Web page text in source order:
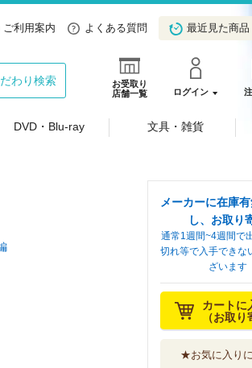
ご利用案内 よくある質問 最近見た商品
お受取り
店舗一覧
ログイン
わり検索
DVD・Blu-ray 文具・雑貨
メーカーに在庫
し、お取り
通常1週間~4週間
切れ等で入手できな
ざいます
カートに
（お取り
★お気に入り